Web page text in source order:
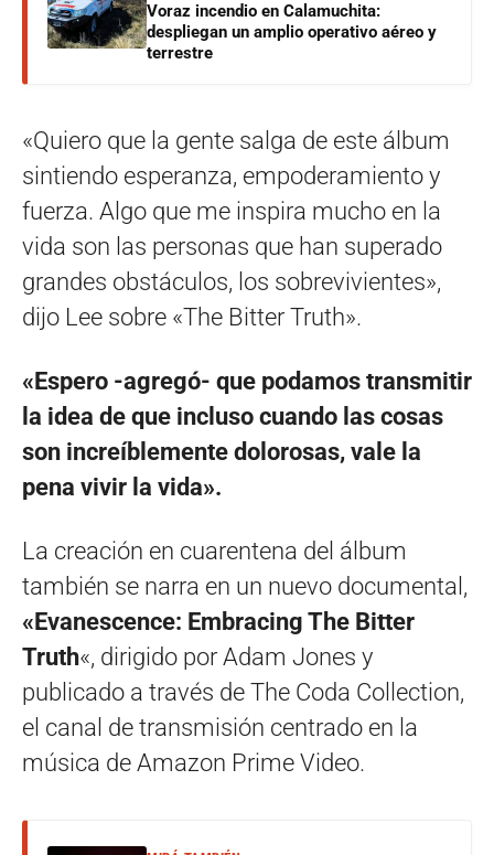
Voraz incendio en Calamuchita:
despliegan un amplio operativo aéreo y
terrestre
«Quiero que la gente salga de este álbum
sintiendo esperanza, empoderamiento y
fuerza. Algo que me inspira mucho en la
vida son las personas que han superado
grandes obstáculos, los sobrevivientes»,
dijo Lee sobre «The Bitter Truth».
«Espero -agregó- que podamos transmitir
la idea de que incluso cuando las cosas
son increíblemente dolorosas, vale la
pena vivir la vida».
La creación en cuarentena del álbum
también se narra en un nuevo documental,
«Evanescence: Embracing The Bitter
Truth«, dirigido por Adam Jones y
publicado a través de The Coda Collection,
el canal de transmisión centrado en la
música de Amazon Prime Video.